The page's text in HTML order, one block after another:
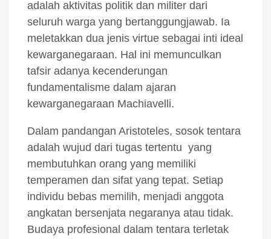
adalah aktivitas politik dan militer dari
seluruh warga yang bertanggungjawab. Ia
meletakkan dua jenis virtue sebagai inti ideal
kewarganegaraan. Hal ini memunculkan
tafsir adanya kecenderungan
fundamentalisme dalam ajaran
kewarganegaraan Machiavelli.
Dalam pandangan Aristoteles, sosok tentara
adalah wujud dari tugas tertentu yang
membutuhkan orang yang memiliki
temperamen dan sifat yang tepat. Setiap
individu bebas memilih, menjadi anggota
angkatan bersenjata negaranya atau tidak.
Budaya profesional dalam tentara terletak